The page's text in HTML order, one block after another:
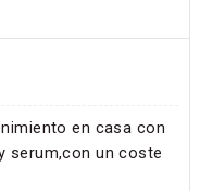
en casa con
serum,con un coste